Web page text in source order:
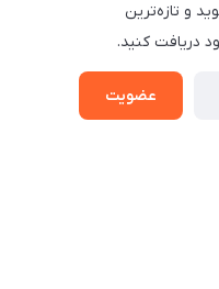
و تازه‌ترین
دریافت کنید.
عضویت